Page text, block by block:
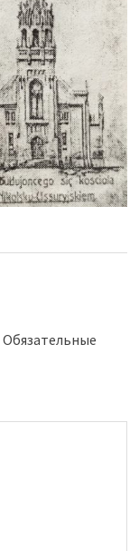
Обязательные